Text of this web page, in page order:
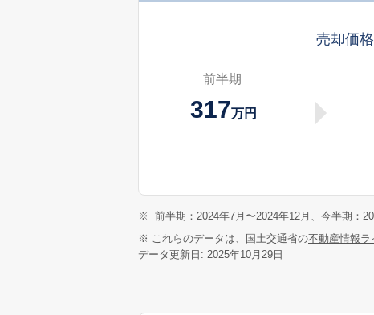
売却価格
前半期
317万円
※
前半期：2024年7月〜2024年12月、今半期：
※ これらのデータは、国土交通省の不動産情報ラ
データ更新日: 2025年10月29日